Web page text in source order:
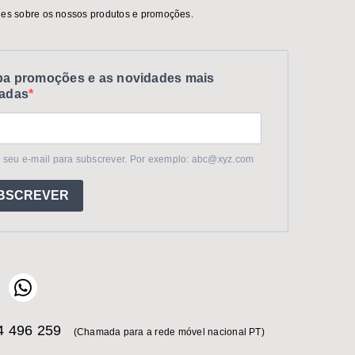
sobre os nossos produtos e promoções.
promoções e as novidades mais
seu e-mail para subscrever. Por exemplo: abc@xyz.com
496 259 (Chamada para a rede móvel nacional PT)